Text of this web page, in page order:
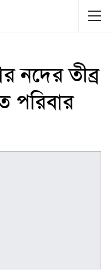
নদের তীব্র
পরিবার